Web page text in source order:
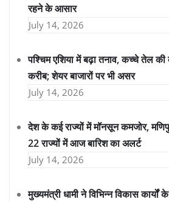
रहने के आसार
July 14, 2026
पश्चिम एशिया में बढ़ा तनाव, कच्चे तेल
करीब; शेयर बाजारों पर भी असर
July 14, 2026
देश के कई राज्यों में मॉनसून कमजोर,
22 राज्यों में आज बारिश का अलर्ट
July 14, 2026
मुख्यमंत्री धामी ने विभिन्न विकास